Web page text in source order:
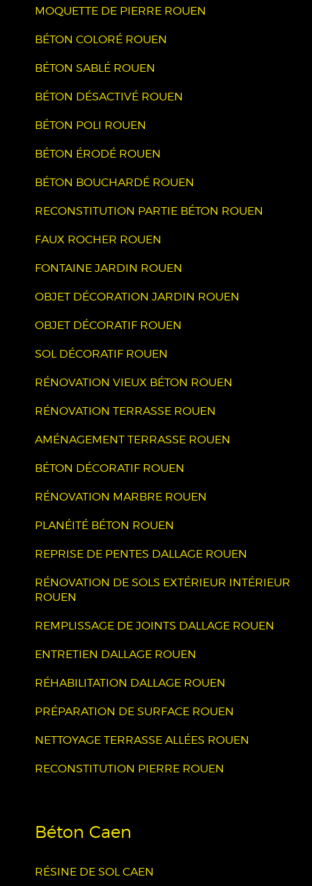
MOQUETTE DE PIERRE ROUEN
BÉTON COLORÉ ROUEN
BÉTON SABLÉ ROUEN
BÉTON DÉSACTIVÉ ROUEN
BÉTON POLI ROUEN
BÉTON ÉRODÉ ROUEN
BÉTON BOUCHARDÉ ROUEN
RECONSTITUTION PARTIE BÉTON ROUEN
FAUX ROCHER ROUEN
FONTAINE JARDIN ROUEN
OBJET DÉCORATION JARDIN ROUEN
OBJET DÉCORATIF ROUEN
SOL DÉCORATIF ROUEN
RÉNOVATION VIEUX BÉTON ROUEN
RÉNOVATION TERRASSE ROUEN
AMÉNAGEMENT TERRASSE ROUEN
BÉTON DÉCORATIF ROUEN
RÉNOVATION MARBRE ROUEN
PLANÉITÉ BÉTON ROUEN
REPRISE DE PENTES DALLAGE ROUEN
RÉNOVATION DE SOLS EXTÉRIEUR INTÉRIEUR
ROUEN
REMPLISSAGE DE JOINTS DALLAGE ROUEN
ENTRETIEN DALLAGE ROUEN
RÉHABILITATION DALLAGE ROUEN
PRÉPARATION DE SURFACE ROUEN
NETTOYAGE TERRASSE ALLÉES ROUEN
RECONSTITUTION PIERRE ROUEN
Béton Caen
RÉSINE DE SOL CAEN